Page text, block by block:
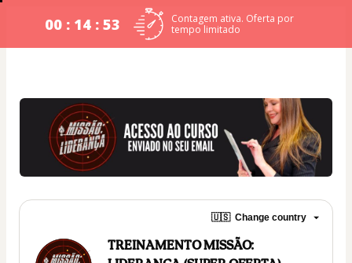
00 : 14 : 53
Contagem ativa. Oferta por
tempo limitado
🇺🇸 Change country
TREINAMENTO MISSÃO: